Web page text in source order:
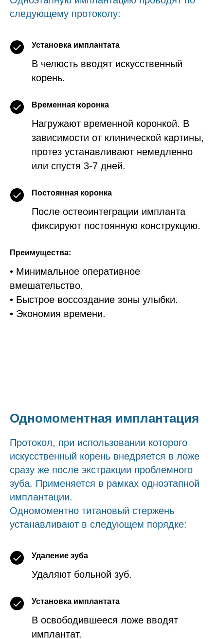
следующему протоколу:
Установка имплантата
В челюсть вводят искусственный
корень.
Временная коронка
Нагружают временной коронкой. В
зависимости от клинической картины,
протез устанавливают немедленно
или спустя 3-7 дней.
Постоянная коронка
После остеоинтеграции импланта
фиксируют постоянную конструкцию.
Преимущества:
• Минимальное оперативное
вмешательство.
• Быстрое воссоздание зоны улыбки.
• Экономия времени.
Одномоментная имплантация
Протокол, при использовании которого
искусственный корень внедряется в ложе
сразу же после экстракции проблемного
зуба. Применяется в рамках одноэтапной
имплантации.
Одномоментно титановый стержень
устанавливают в следующем порядке:
Удаление зуба
Удаляют больной зуб.
Установка имплантата
В освободившееся ложе вводят
имплантат.